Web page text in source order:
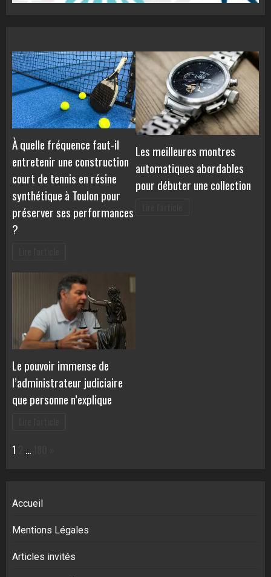
À quelle fréquence faut-il
entretenir une construction
court de tennis en résine
synthétique à Toulon pour
préserver ses performances
?
Les meilleures montres
automatiques abordables
pour débuter une collection
Le pouvoir immense de
l’administrateur judiciaire
que personne n’explique
Page:
1 …
Accueil
Mentions Légales
Articles invités